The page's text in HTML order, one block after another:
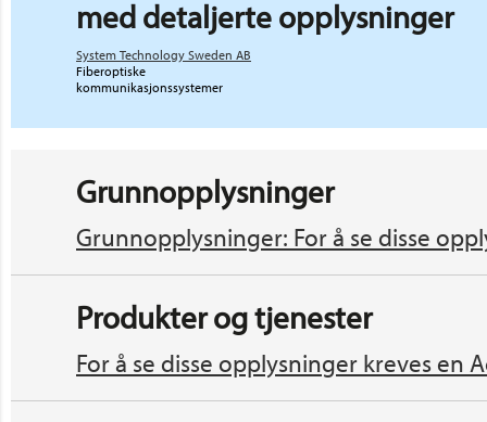
med detaljerte opplysninger
System Technology Sweden AB
Fiberoptiske
kommunikasjonssystemer
Grunnopplysninger
Grunnopplysninger: For å se disse
Produkter og tjenester
For å se disse opplysninger kreves en